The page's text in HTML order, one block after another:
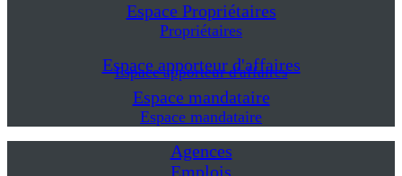
Espace Propriétaires
Propriétaires
Espace apporteur d'affaires
Espace apporteur d'affaires
Espace mandataire
Espace mandataire
Agences
Emplois